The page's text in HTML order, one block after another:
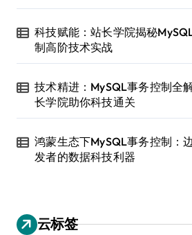
科技赋能：站长学院揭秘
制高阶技术实战
技术精进：MySQL事务控制全
长学院助你科技通关
鸿蒙生态下MySQL事务控制：
发者的数据科技利器
云标签